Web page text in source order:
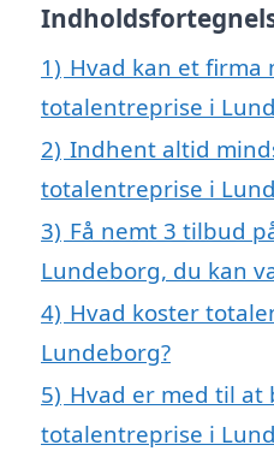
1) Hvad kan et firma
totalentreprise i
2) Indhent altid
totalentreprise i
3) Få nemt 3 tilbud
Lundeborg, du kan
4) Hvad koster
Lundeborg?
5) Hvad er med til at
totalentreprise i